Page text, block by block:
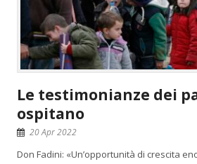
Le testimonianze dei
ospitano
20 Apr 2022
Don Fadini: «Un’opportunità di crescita